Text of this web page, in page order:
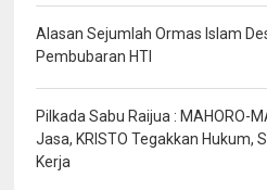
Alasan Sejumlah Ormas Islam
Pembubaran HTI
Pilkada Sabu Raijua : MAHORO-
Jasa, KRISTO Tegakkan Hukum,
Kerja